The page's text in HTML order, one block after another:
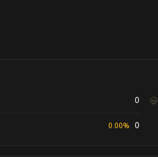
0
0.00% 0